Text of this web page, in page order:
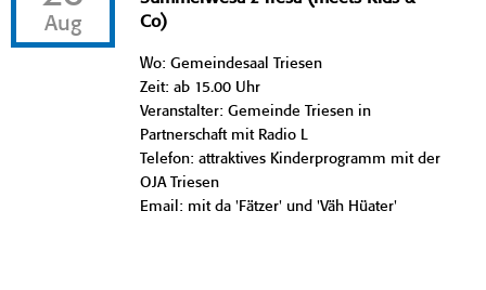
Aug
Co)
Wo: Gemeindesaal Triesen
Zeit: ab 15.00 Uhr
Veranstalter: Gemeinde Triesen in
Partnerschaft mit Radio L
Telefon: attraktives Kinderprogramm mit der
OJA Triesen
Email: mit da 'Fätzer' und 'Väh Hüater'